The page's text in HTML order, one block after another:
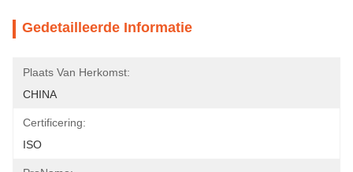
Gedetailleerde Informatie
Plaats Van Herkomst:
CHINA
Certificering:
ISO